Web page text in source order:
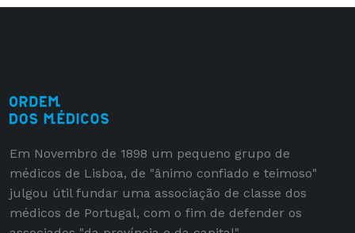
Em Novembro de 1898 um pequeno grupo de
médicos de Lisboa, de "ânimo confiado e teimoso"
julgou útil fundar uma associação de classe dos
médicos de Portugal, com o fim de defender os